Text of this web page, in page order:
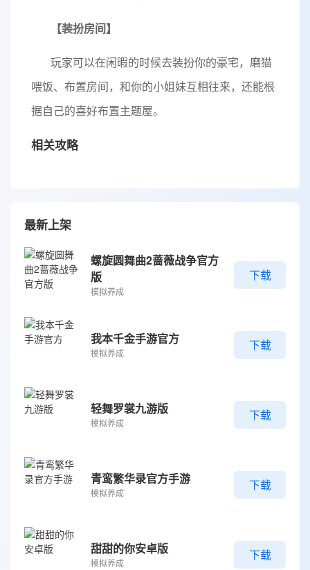
【装扮房间】
玩家可以在闲暇的时候去装扮你的豪宅，磨猫
喂饭、布置房间，和你的小姐妹互相往来，还能根
据自己的喜好布置主题屋。
相关攻略
最新上架
螺旋圆舞曲2蔷薇战争官方
版
模拟养成
下载
我本千金手游官方
模拟养成
下载
轻舞罗裳九游版
模拟养成
下载
青鸾繁华录官方手游
模拟养成
下载
甜甜的你安卓版
模拟养成
下载